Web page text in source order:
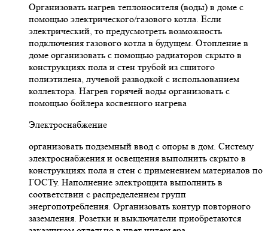
Организовать нагрев теплоносителя (воды) в доме с
помощью электрического/газового котла. Если
электрический, то предусмотреть возможность
подключения газового котла в будущем. Отопление в
доме организовать с помощью радиаторов скрыто в
конструкциях пола и стен трубой из сшитого
полиэтилена, лучевой разводкой с использованием
коллектора. Нагрев горячей воды организовать с
помощью бойлера косвенного нагрева
Электроснабжение
организовать подземный ввод с опоры в дом. Систему
электроснабжения и освещения выполнить скрыто в
конструкциях пола и стен с применением материалов по
ГОСТу. Наполнение электрощита выполнить в
соответствии с распределением групп
энергопотребления. Организовать контур повторного
заземления. Розетки и выключатели приобретаются